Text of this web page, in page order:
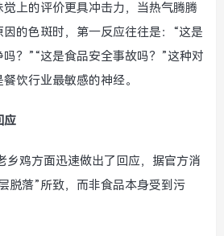
上的评价更具冲击力，当热气腾腾
的色斑时，第一反应往往是：“这是
？”“这是食品安全事故吗？”这种对
饮行业最敏感的神经。
应
乡鸡方面迅速做出了回应，据官方消
脱落”所致，而非食品本身受到污